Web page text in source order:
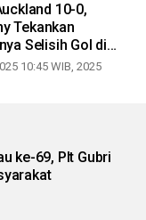
10-0,
Tekankan
Selisih Gol di
10:45 WIB, 2025
ke-69, Plt Gubri